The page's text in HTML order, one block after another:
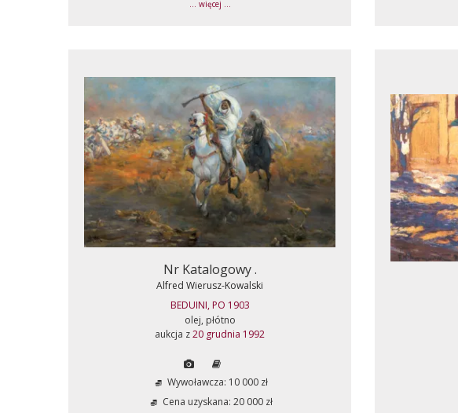
... więcej ...
Nr Katalogowy .
Alfred Wierusz-Kowalski
BEDUINI, PO 1903
olej, płótno
aukcja z20 grudnia 1992
Wywoławcza: 10 000 zł
Cena uzyskana: 20 000 zł